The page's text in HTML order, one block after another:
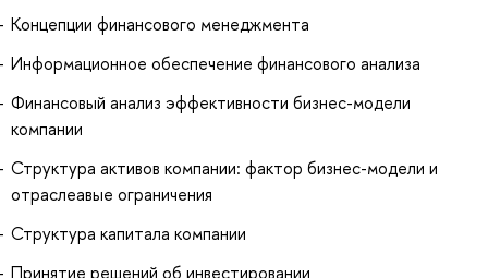
Концепции финансового менеджмента
Информационное обеспечение финансового анализа
Финансовый анализ эффективности бизнес-модели
компании
Структура активов компании: фактор бизнес-модели и
отраслеавые ограничения
Структура капитала компании
Принятие решений об инвестировании